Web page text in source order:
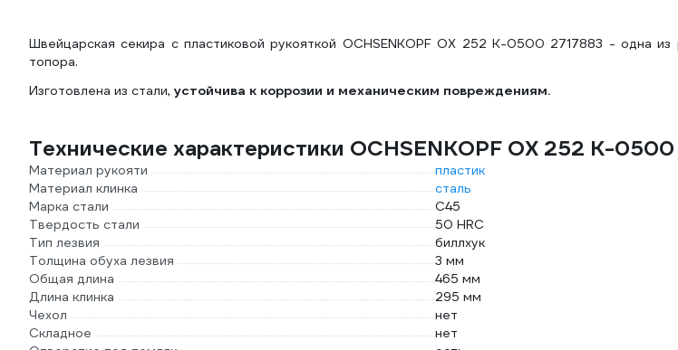
Швейцарская секира с пластиковой рукояткой OCHSENKOPF OX 252 K-0500 2717883 - одна из
топора.
Изготовлена из стали, устойчива к коррозии и механическим повреждениям.
Технические характеристики OCHSENKOPF OX 252 K-0500
Материал рукояти
пластик
Материал клинка
сталь
Марка стали
C45
Твердость стали
50 HRC
Тип лезвия
биллхук
Толщина обуха лезвия
3 мм
Общая длина
465 мм
Длина клинка
295 мм
Чехол
нет
Складное
нет